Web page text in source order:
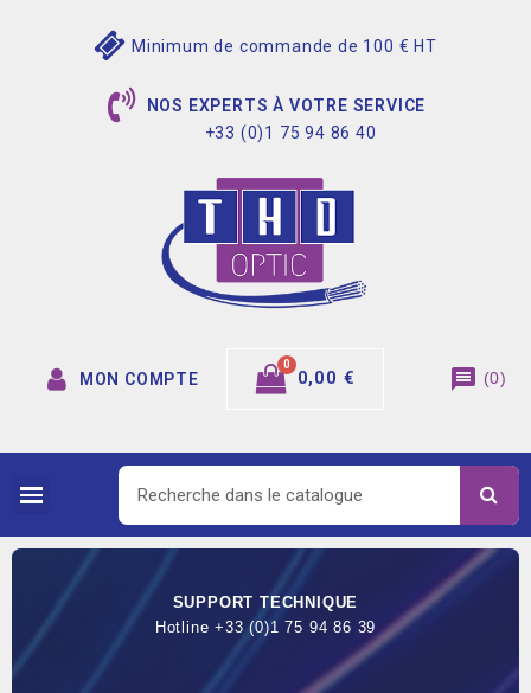
Minimum de commande de 100 € HT
NOS EXPERTS À VOTRE SERVICE
+33 (0)1 75 94 86 40
MON COMPTE 0,00 € message (0)
SUPPORT TECHNIQUE
Hotline +33 (0)1 75 94 86 39